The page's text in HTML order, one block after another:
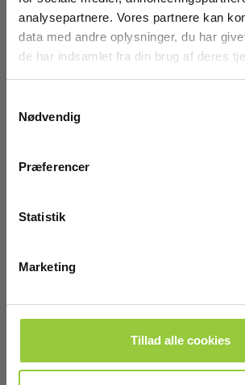
analysepartnere. Vores partnere kan
data med andre oplysninger, du har
de har indsamlet fra din brug af deres
Nødvendig
Præferencer
Statistik
Marketing
Tillad alle cookies
Vægt
4.3 kg
HV ledningssæt 2x3m op til
6545, 6547, 6549
EL-NR 6398900311